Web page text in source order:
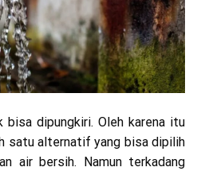
bisa dipungkiri. Oleh karena itu
satu alternatif yang bisa dipilih
air bersih. Namun terkadang